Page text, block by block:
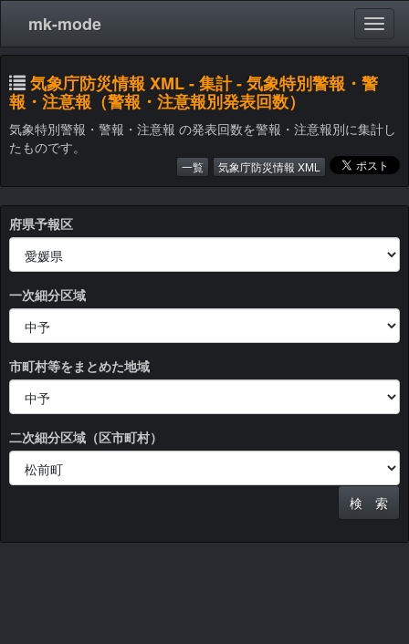
mk-mode
気象庁防災情報 XML - 集計 - 気象特別警報・警
報・注意報（警報・注意報別発表回数）
気象特別警報・警報・注意報 の発表回数を警報・注意報別に集計し
たものです。
一覧 気象庁防災情報 XML
府県予報区
一次細分区域
市町村等をまとめた地域
二次細分区域（区市町村）